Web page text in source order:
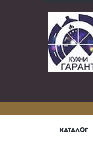
КАТАЛОГ